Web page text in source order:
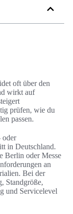
oft über den
wirkt auf
prüfen, wie du
passen.
oder
in Deutschland.
Berlin oder Messe
an
Bei der
Standgröße,
und Servicelevel